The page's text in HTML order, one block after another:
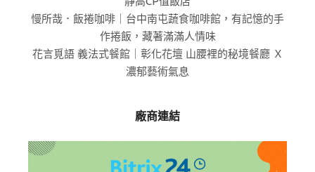
慢所哉．飯捲咖啡｜台中南屯蔬食咖啡館，有記憶的手
作捲飯，藏著滿滿人情味
花言覓語 義法式餐館｜彰化花壇 山腰裡的秘境餐廳 Ｘ
濃郁藝術氣息
廠商連結